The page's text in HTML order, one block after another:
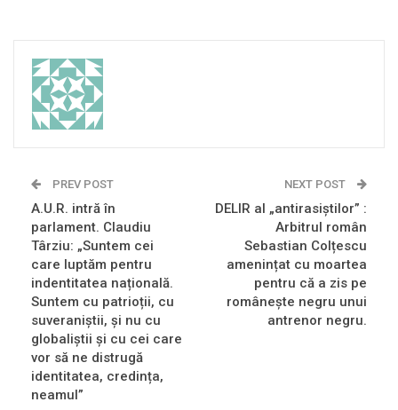
PREV POST
A.U.R. intră în
parlament. Claudiu
Târziu: „Suntem cei
care luptăm pentru
indentitatea națională.
Suntem cu patrioții, cu
suveraniștii, și nu cu
globaliștii și cu cei care
vor să ne distrugă
identitatea, credința,
neamul”
NEXT POST
DELIR al „antirasiștilor” :
Arbitrul român
Sebastian Colțescu
amenințat cu moartea
pentru că a zis pe
românește negru unui
antrenor negru.